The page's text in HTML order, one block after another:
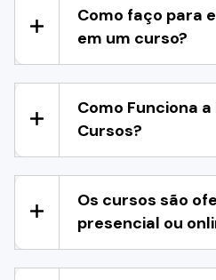
Como faço para
em um curso?
Como Funciona
Cursos?
Os cursos são
presencial ou